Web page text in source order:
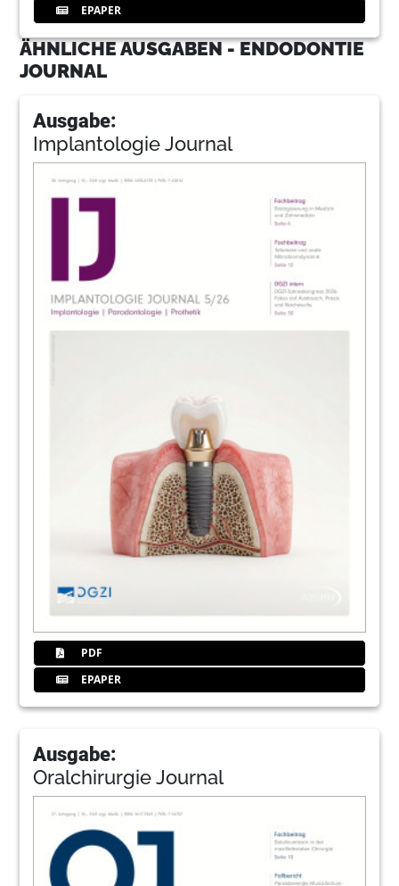
EPAPER
ÄHNLICHE AUSGABEN - ENDODONTIE
JOURNAL
Ausgabe:
Implantologie Journal
PDF
EPAPER
Ausgabe:
Oralchirurgie Journal